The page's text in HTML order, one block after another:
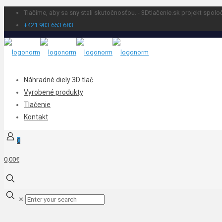
Tlačíme, aby sa sny stali skutočnosťou. - 3Dtlačenie.sk projekt
+421 903 653 683
Náhradné diely 3D tlač
Vyrobené produkty
Tlačenie
Kontakt
0
0,00€
✕